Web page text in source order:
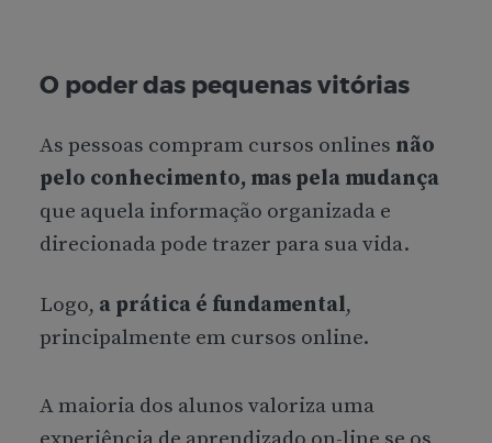
O poder das pequenas vitórias
As pessoas compram cursos onlines não
pelo conhecimento, mas pela mudança
que aquela informação organizada e
direcionada pode trazer para sua vida.
Logo, a prática é fundamental,
principalmente em cursos online.
A maioria dos alunos valoriza uma